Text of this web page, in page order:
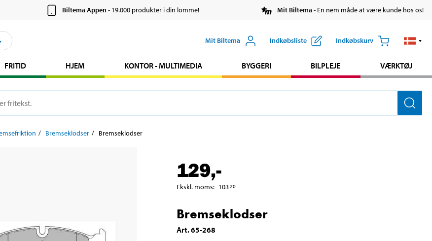
Biltema Appen- 19.000 produkter i din lomme! Mit Biltema- En nem måde at være kunde hos os!
Mit Biltema Indkøbsliste Indkøbskurv
FRITID HJEM KONTOR - MULTIMEDIA BYGGERI BILPLEJE VÆRKTØJ
Bremseklodser Bremseklodser
129,-
Ekskl. moms: 103 20
Bremseklodser
Art.65-268